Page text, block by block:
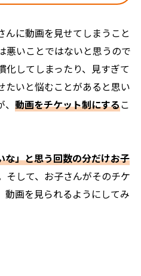
んに動画を見せてしまうこと
悪いことではないと思うので
化してしまったり、見すぎて
たいと悩むことがあると思い
動画をチケット制にするこ
な」と思う回数の分だけお子
そして、お子さんがそのチケ
動画を見られるようにしてみ